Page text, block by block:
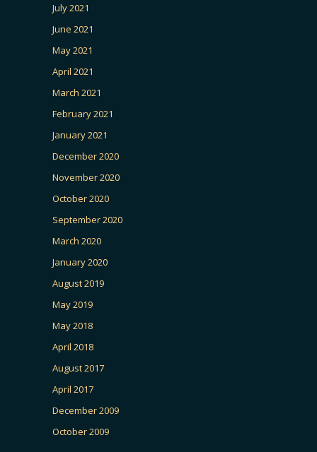
July 2021
June 2021
May 2021
April 2021
March 2021
February 2021
January 2021
December 2020
November 2020
October 2020
September 2020
March 2020
January 2020
August 2019
May 2019
May 2018
April 2018
August 2017
April 2017
December 2009
October 2009